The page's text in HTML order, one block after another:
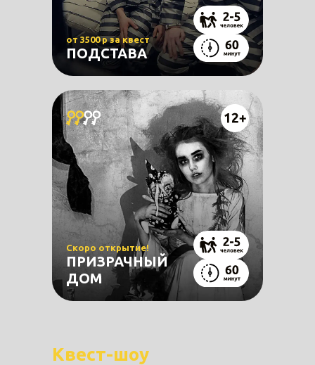
от 3500 р за квест
ПОДСТАВА
Скоро открытие!
ПРИЗРАЧНЫЙ
ДОМ
Квест-шоу